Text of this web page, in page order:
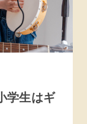
学生はギ